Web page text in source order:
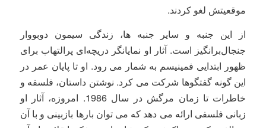
موقعیتش لغو کردند.
از این جنبه و سایر جنبه ها، زندگی سیمون دوبووار
جنجال‌برانگیز است. آثار او نمایانگر دریچه‌ای پرالتهاب برای
ظهور ابتدایی فمینیسم به شمار می رود. او تا پایان عمر در
این گونه گفتگوها شرکت می کرد. نوشتن داستان، فلسفه و
خاطرات تا زمان مرگش در سال 1986. امروزه، آثار او
زبانی فلسفی ارائه می دهد که می توان بارها بازبینی و با آن